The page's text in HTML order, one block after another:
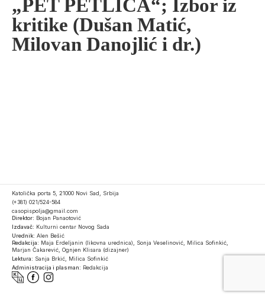
„PET PETLIĆA“; Izbor iz
kritike (Dušan Matić,
Milovan Danojlić i dr.)
Katolička porta 5, 21000 Novi Sad, Srbija
(+381) 021/524-584
casopispolja@gmail.com
Direktor: Bojan Panaotović
Izdavač: Kulturni centar Novog Sada
Urednik: Alen Bešić
Redakcija: Maja Erdeljanin (likovna urednica), Sonja Veselinović, Milica Sofinkić,
Marjan Čakarević, Ognjen Klisara (dizajner)
Lektura: Sanja Brkić, Milica Sofinkić
Administracija i plasman: Redakcija